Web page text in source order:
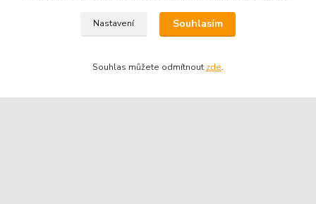
Nastavení Souhlasím
Souhlas můžete odmítnout zde.